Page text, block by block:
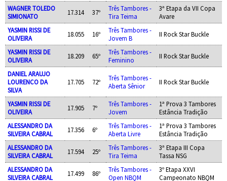
WAGNER TOLEDO
SIMIONATO
17.314 37º
Três Tambores -
Tira Teima
3ª Etapa da VII Copa
Avare
YASMIN RISSI DE
OLIVEIRA
18.055 16º
Três Tambores -
Jovem B
II Rock Star Buckle
YASMIN RISSI DE
OLIVEIRA
18.209 65º
Três Tambores -
Feminino
II Rock Star Buckle
DANIEL ARAUJO
LOURENCO DA
SILVA
17.705 72º
Três Tambores -
Aberta Sênior
II Rock Star Buckle
YASMIN RISSI DE
OLIVEIRA
17.905 7º
Três Tambores -
Jovem
1ª Prova 3 Tambores
Estância Tradição
ALESSANDRO DA
SILVEIRA CABRAL
17.356 6º
Três Tambores -
Aberta Livre
1ª Prova 3 Tambores
Estância Tradição
ALESSANDRO DA
SILVEIRA CABRAL
17.594 25º
Três Tambores -
Tira Teima
3ª Etapa III Copa
Tassa NSG
ALESSANDRO DA
SILVEIRA CABRAL
17.499 86º
Três Tambores -
Open NBQM
3º Etapa XXVI
Campeonato NBQM